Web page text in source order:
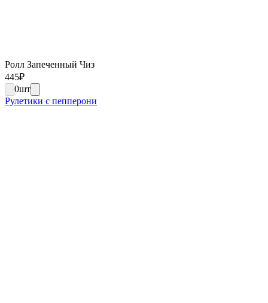
Ролл Запеченный Чиз
445₽
0шт
Рулетики с пепперони